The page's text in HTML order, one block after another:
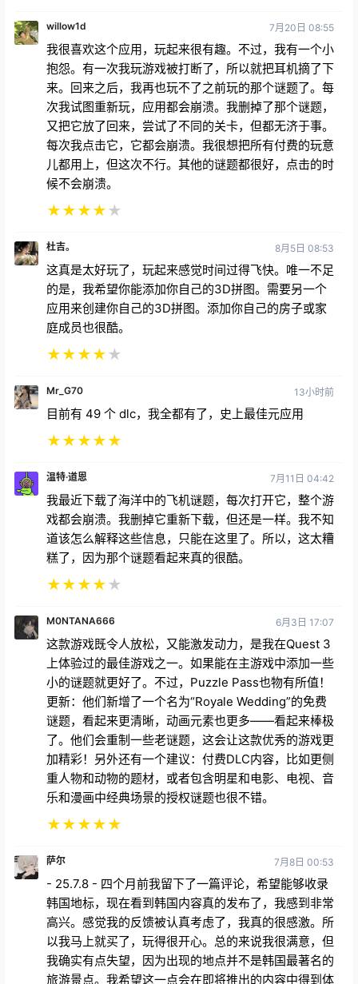
willow1d 7月20日 08:55
我很喜欢这个应用，玩起来很有趣。不过，我有一个小
抱怨。有一次我玩游戏被打断了，所以就把耳机摘了下
来。回来之后，我再也玩不了之前玩的那个谜题了。每
次我试图重新玩，应用都会崩溃。我删掉了那个谜题，
又把它放了回来，尝试了不同的关卡，但都无济于事。
每次我点击它，它都会崩溃。我很想把所有付费的玩意
儿都用上，但这次不行。其他的谜题都很好，点击的时
候不会崩溃。
★★★★★
杜吉。 8月5日 08:53
这真是太好玩了，玩起来感觉时间过得飞快。唯一不足
的是，我希望你能添加你自己的3D拼图。需要另一个
应用来创建你自己的3D拼图。添加你自己的房子或家
庭成员也很酷。
★★★★★
Mr_G70 13小时前
目前有 49 个 dlc，我全都有了，史上最佳元应用
★★★★★
温特·道恩 7月11日 04:42
我最近下载了海洋中的飞机谜题，每次打开它，整个游
戏都会崩溃。我删掉它重新下载，但还是一样。我不知
道该怎么解释这些信息，只能在这里了。所以，这太糟
糕了，因为那个谜题看起来真的很酷。
★★★★★
M0NTANA666 6月3日 17:07
这款游戏既令人放松，又能激发动力，是我在Quest 3
上体验过的最佳游戏之一。如果能在主游戏中添加一些
小的谜题就更好了。不过，Puzzle Pass也物有所值！
更新：他们新增了一个名为“Royale Wedding”的免费
谜题，看起来更清晰，动画元素也更多——看起来棒极
了。他们会重制一些老谜题，这会让这款优秀的游戏更
加精彩！另外还有一个建议：付费DLC内容，比如更侧
重人物和动物的题材，或者包含明星和电影、电视、音
乐和漫画中经典场景的授权谜题也很不错。
★★★★★
萨尔 7月8日 00:53
- 25.7.8 - 四个月前我留下了一篇评论，希望能够收录
韩国地标，现在看到韩国内容真的发布了，我感到非常
高兴。感觉我的反馈被认真考虑了，我真的很感激。所
以我马上就买了，玩得很开心。总的来说我很满意，但
我确实有点失望，因为出现的地点并不是韩国最著名的
旅游景点。我希望这一点会在即将推出的内容中得到体